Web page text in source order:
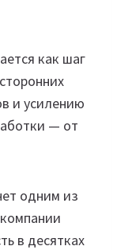
как шаг
и усилению
— от
одним из
в десятках